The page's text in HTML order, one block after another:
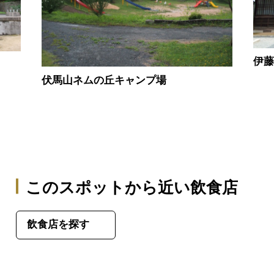
伏馬山ネムの丘キャンプ場
伊
このスポットから近い飲食店
飲食店を探す